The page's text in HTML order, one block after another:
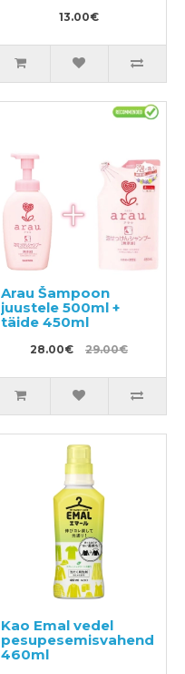
13.00€
Arau Šampoon
juustele 500ml +
täide 450ml
28.00€ 29.00€
Kao Emal vedel
pesupesemisvahend
460ml